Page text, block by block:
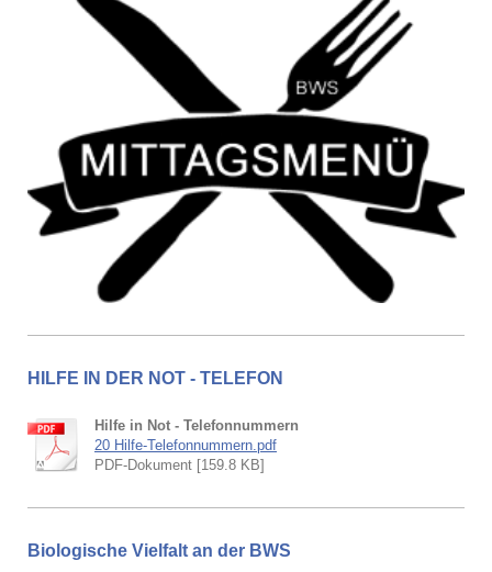
HILFE IN DER NOT - TELEFON
Hilfe in Not - Telefonnummern
20 Hilfe-Telefonnummern.pdf
PDF-Dokument [159.8 KB]
Biologische Vielfalt an der BWS